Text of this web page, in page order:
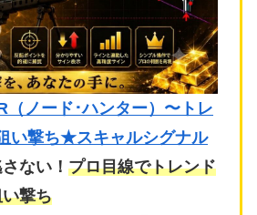
（ノード･ハンター）〜トレ
い撃ち★スキャルシグナル
ない！ プロ目線でトレンド
撃ち